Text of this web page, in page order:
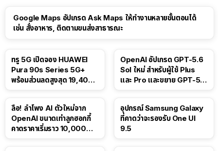
Google Maps อัปเกรด Ask Maps ให้ทำงานหลายขั้นตอนได้
เช่น สั่งอาหาร, ติดตามขนส่งสาธารณะ
ทรู 5G เปิดจอง HUAWEI
Pura 90s Series 5G+
พร้อมส่วนลดสูงสุด 19,400
OpenAI อัปเกรด GPT-5.6
Sol ใหม่ สำหรับผู้ใช้ Plus
และ Pro และขยาย GPT-5.6
ลือ! ลำโพง AI ตัวใหม่จาก
OpenAI ขนาดเท่าลูกฮอกกี้
คาดราคาเริ่มราว 10,000
อุปกรณ์ Samsung Galaxy
ที่คาดว่าจะรองรับ One UI
9.5